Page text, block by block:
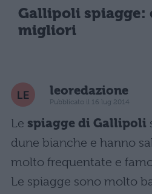
Gallipoli spiagge:
migliori
leoredazione
Pubblicato il 16 lug 2014
Le spiagge di Gallipoli
dune bianche e hanno
molto frequentate e
Le spiagge sono molto